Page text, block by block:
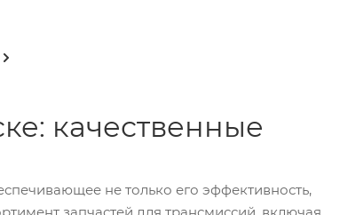
качественные
не только его эффективность,